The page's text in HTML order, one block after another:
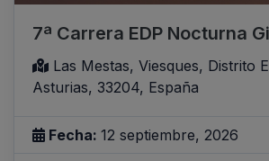
7ª Carrera EDP Nocturna
Las Mestas, Viesques, Distrito
Asturias, 33204, España
Fecha: 12 septiembre, 2026